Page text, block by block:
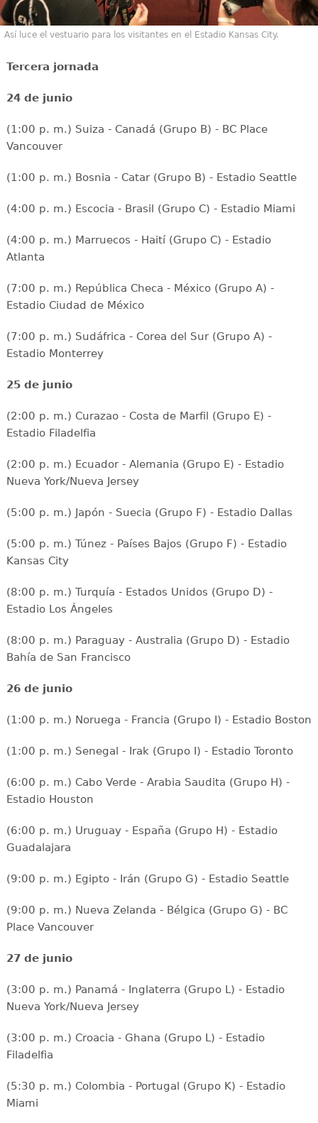
Así luce el vestuario para los visitantes en el Estadio Kansas City.
Tercera jornada
24 de junio
(1:00 p. m.) Suiza - Canadá (Grupo B) - BC Place
Vancouver
(1:00 p. m.) Bosnia - Catar (Grupo B) - Estadio Seattle
(4:00 p. m.) Escocia - Brasil (Grupo C) - Estadio Miami
(4:00 p. m.) Marruecos - Haití (Grupo C) - Estadio
Atlanta
(7:00 p. m.) República Checa - México (Grupo A) -
Estadio Ciudad de México
(7:00 p. m.) Sudáfrica - Corea del Sur (Grupo A) -
Estadio Monterrey
25 de junio
(2:00 p. m.) Curazao - Costa de Marfil (Grupo E) -
Estadio Filadelfia
(2:00 p. m.) Ecuador - Alemania (Grupo E) - Estadio
Nueva York/Nueva Jersey
(5:00 p. m.) Japón - Suecia (Grupo F) - Estadio Dallas
(5:00 p. m.) Túnez - Países Bajos (Grupo F) - Estadio
Kansas City
(8:00 p. m.) Turquía - Estados Unidos (Grupo D) -
Estadio Los Ángeles
(8:00 p. m.) Paraguay - Australia (Grupo D) - Estadio
Bahía de San Francisco
26 de junio
(1:00 p. m.) Noruega - Francia (Grupo I) - Estadio Boston
(1:00 p. m.) Senegal - Irak (Grupo I) - Estadio Toronto
(6:00 p. m.) Cabo Verde - Arabia Saudita (Grupo H) -
Estadio Houston
(6:00 p. m.) Uruguay - España (Grupo H) - Estadio
Guadalajara
(9:00 p. m.) Egipto - Irán (Grupo G) - Estadio Seattle
(9:00 p. m.) Nueva Zelanda - Bélgica (Grupo G) - BC
Place Vancouver
27 de junio
(3:00 p. m.) Panamá - Inglaterra (Grupo L) - Estadio
Nueva York/Nueva Jersey
(3:00 p. m.) Croacia - Ghana (Grupo L) - Estadio
Filadelfia
(5:30 p. m.) Colombia - Portugal (Grupo K) - Estadio
Miami